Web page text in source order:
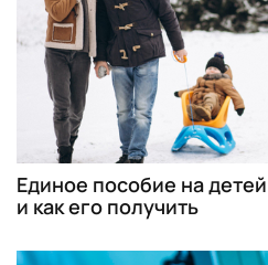
Единое пособие на
и как его получить